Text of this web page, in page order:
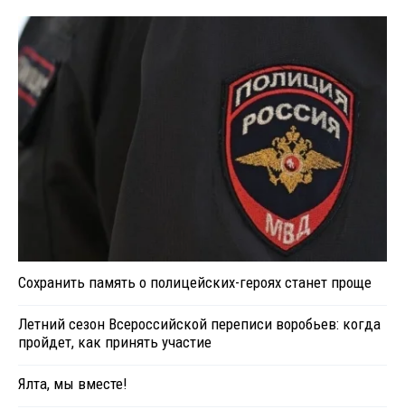
Сохранить память о полицейских-героях станет проще
Летний сезон Всероссийской переписи воробьев: когда
пройдет, как принять участие
Ялта, мы вместе!